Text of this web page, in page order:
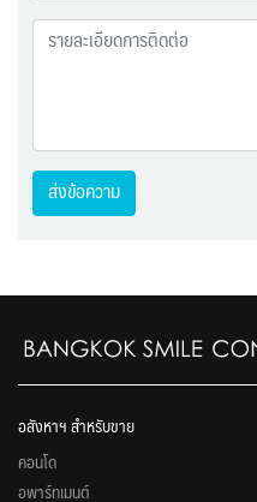
ส่งข้อความ
อสังหาฯ สำหรับขาย
คอนโด
อพาร์ทเมนต์